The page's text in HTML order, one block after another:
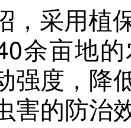
，采用植
余亩地
强度，降
害的防治